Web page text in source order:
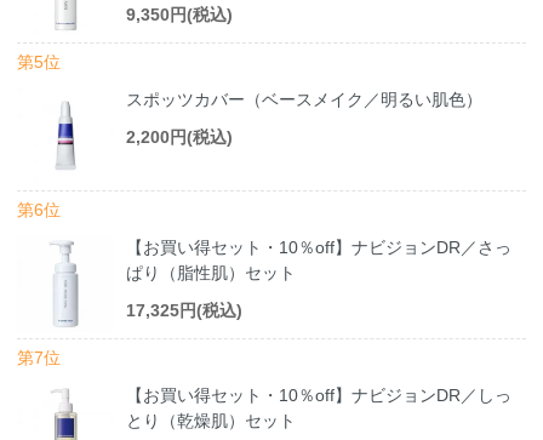
9,350円(税込)
第5位
スポッツカバー（ベースメイク／明るい肌色）
2,200円(税込)
第6位
【お買い得セット・10％off】ナビジョンDR／さっ
ぱり（脂性肌）セット
17,325円(税込)
第7位
【お買い得セット・10％off】ナビジョンDR／しっ
とり（乾燥肌）セット